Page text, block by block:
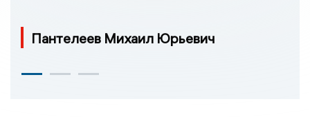
Пантелеев Михаил Юрьевич